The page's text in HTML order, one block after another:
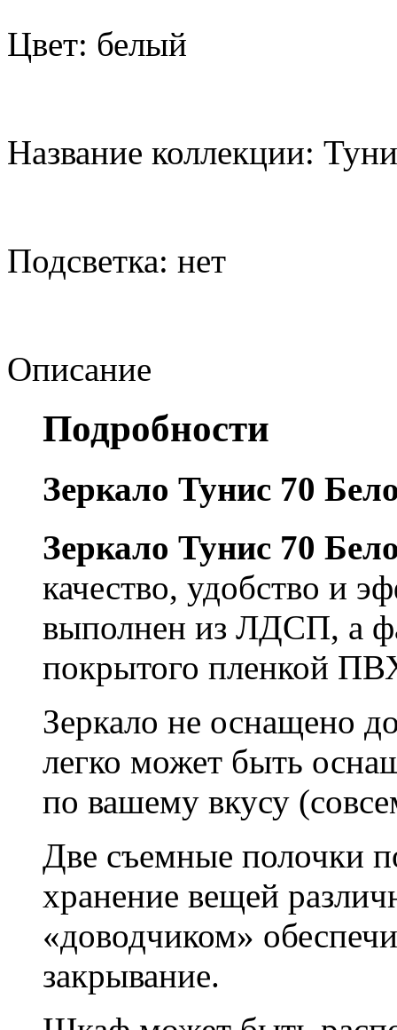
Цвет: белый
Название коллекции:
Подсветка: нет
Описание
Подробности
Зеркало Тунис 70
Зеркало Тунис 70
качество, удобство и
выполнен из ЛДСП, а
покрытого пленкой
Зеркало не оснащено
легко может быть
по вашему вкусу
Две съемные полочки
хранение вещей
«доводчиком»
закрывание.